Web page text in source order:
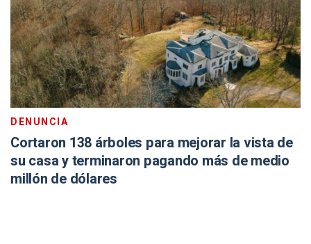
DENUNCIA
Cortaron 138 árboles para mejorar la vista de
su casa y terminaron pagando más de medio
millón de dólares